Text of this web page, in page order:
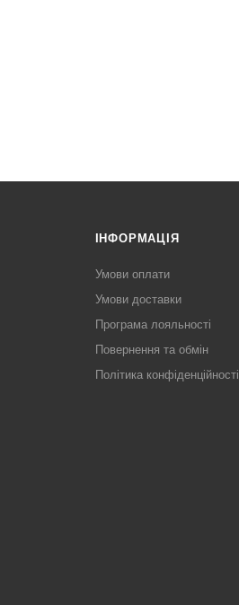
ІНФОРМАЦІЯ
Умови оплати
Умови доставки
Програма лояльності
Повернення та обмін
Політика конфіденційності